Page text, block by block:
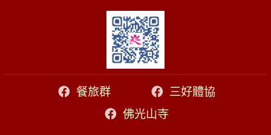
餐旅群
三好體協
佛光山寺